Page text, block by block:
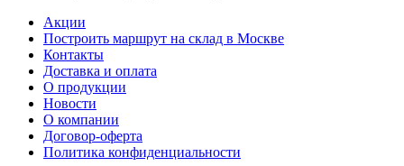
Акции
Построить маршрут на склад в Москве
Контакты
Доставка и оплата
О продукции
Новости
О компании
Договор-оферта
Политика конфиденциальности